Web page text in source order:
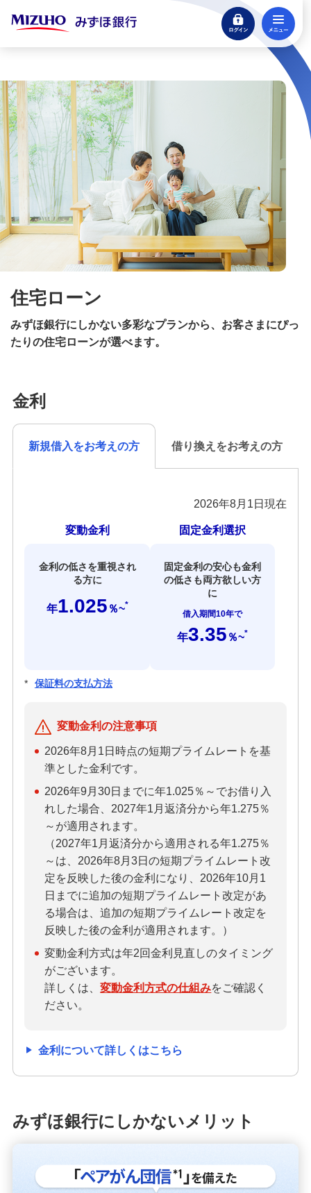
ログイン
閉じる
支払う・つかう
クレジットカード・デビット
住宅ローン・カードローン
住宅ローン
住宅ローンシミュレーション
住宅ローンの金利一覧
お手続きの流れ
保険
商品の特徴
住宅ローンをご利用いただいたお客さまの声
住宅ローンご利用中の方のお手続き
住宅ローンのご相談・お問い合わせ
住宅ローン（借り換え）
みずほ信用保証株式会社が行う保証業務につ
いて
多目的ローン
教育ローン
リフォームローン
ご利用中のお客さま
申込ボードログイン
ご検討中のお客さま
住宅ローン申込（新規）
住宅ローン申込（借換）
貯める・増やす
備える
相続・保険
住宅ローン
みずほ銀行にしかない多彩なプランから、お客さまにぴっ
たりの住宅ローンが選べます。
金利
新規借入をお考えの方 借り換えをお考えの方
2026年8月1日 現在
変動金利
金利の低さを重視され
る方に
年1.025 ％~*
固定金利選択
固定金利の安心も金利
の低さも両方欲しい方
に
借入期間10年で
年3.35 ％~*
* 保証料の支払方法
変動金利の注意事項
2026年8月1日 時点の短期プライムレートを基
準とした金利です。
2026年9月30日までに年1.025％～でお借り入
れした場合、2027年1月返済分から年1.275％
～が適用されます。
（2027年1月返済分から適用される年1.275％
～は、2026年8月3日の短期プライムレート改
定を反映した後の金利になり、2026年10月1
日までに追加の短期プライムレート改定があ
る場合は、追加の短期プライムレート改定を
反映した後の金利が適用されます。）
変動金利方式は年2回金利見直しのタイミング
がございます。
詳しくは、変動金利方式の仕組みをご確認く
ださい。
金利について詳しくはこちら
みずほ銀行にしかないメリット